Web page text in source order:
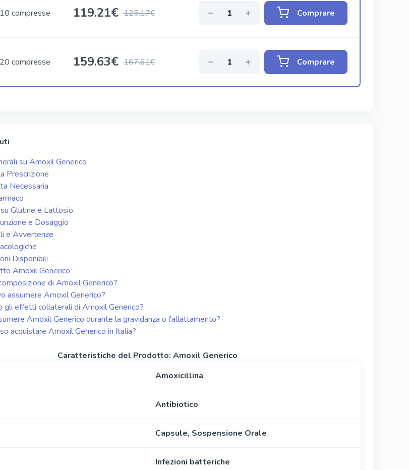
compresse 119.21€ 125.17€ Comprare
compresse 159.63€ 167.61€ Comprare
su Amoxil Generico
Prescrizione
Necessaria
Glutine e Lattosio
e Dosaggio
e Avvertenze
Disponibili
Amoxil Generico
di Amoxil Generico?
assumere Amoxil Generico?
gli effetti collaterali di Amoxil Generico?
Amoxil Generico durante la gravidanza o l'allattamento?
acquistare Amoxil Generico in Italia?
Caratteristiche del Prodotto: Amoxil Generico
Amoxicillina
Antibiotico
Capsule, Sospensione Orale
Infezioni batteriche